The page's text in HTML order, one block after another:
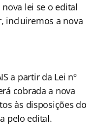
lei se o edital
incluiremos a nova
a partir da Lei nº
cobrada a nova
às disposições do
pelo edital.